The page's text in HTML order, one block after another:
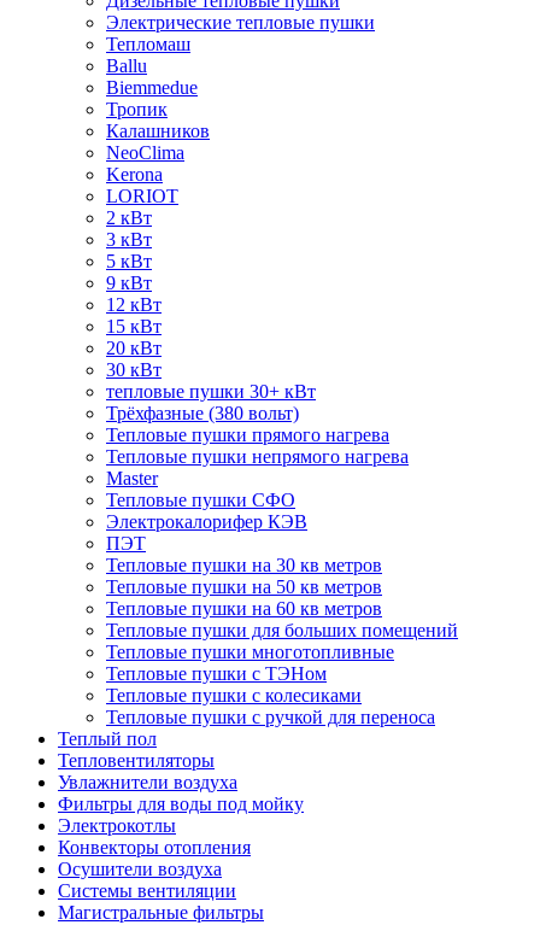
Электрические тепловые пушки
Тепломаш
Ballu
Biemmedue
Тропик
Калашников
NeoClima
Kerona
LORIOT
2 кВт
3 кВт
5 кВт
9 кВт
12 кВт
15 кВт
20 кВт
30 кВт
тепловые пушки 30+ кВт
Трёхфазные (380 вольт)
Тепловые пушки прямого нагрева
Тепловые пушки непрямого нагрева
Master
Тепловые пушки СФО
Электрокалорифер КЭВ
ПЭТ
Тепловые пушки на 30 кв метров
Тепловые пушки на 50 кв метров
Тепловые пушки на 60 кв метров
Тепловые пушки для больших помещений
Тепловые пушки многотопливные
Тепловые пушки с ТЭНом
Тепловые пушки с колесиками
Тепловые пушки с ручкой для переноса
Теплый пол
Тепловентиляторы
Увлажнители воздуха
Фильтры для воды под мойку
Электрокотлы
Конвекторы отопления
Осушители воздуха
Системы вентиляции
Магистральные фильтры